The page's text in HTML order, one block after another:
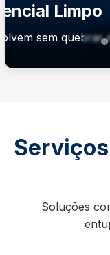
Limpo
sem
Soluções